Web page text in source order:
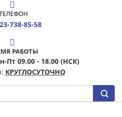
738-85-58
РАБОТЫ
Пт 09.00 - 18.00 (НСК)
КРУГЛОСУТОЧНО